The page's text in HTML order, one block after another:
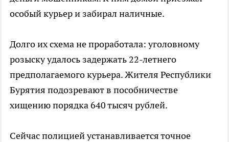
особый курьер и забирал наличные.
Долго их схема не проработала: уголовному
розыску удалось задержать 22-летнего
предполагаемого курьера. Жителя Республики
Бурятия подозревают в пособничестве
хищению порядка 640 тысяч рублей.
Сейчас полицией устанавливается точное